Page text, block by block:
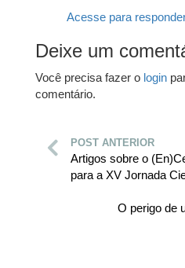
Acesse para
Deixe um
Você precisa fazer o login
comentário.
POST ANTERIOR
Artigos sobre o
para a XV Jornada
O perigo de